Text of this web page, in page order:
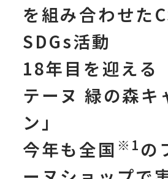
を組み合わせた
SDGs活動
18年目を迎える
テーヌ 緑の森キ
ン」
今年も全国 ※1 の